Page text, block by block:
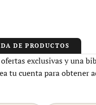
DE PRODUCTOS
exclusivas y una
tu cuenta para obtener